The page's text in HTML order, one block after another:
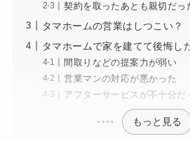
契約を取ったあとも親切だっ
タマホームの営業はしつこい？
タマホームで家を建てて後悔し
間取りなどの提案力が弱い
営業マンの対応が悪かった
アフターサービスが不十分だ
もっと見る